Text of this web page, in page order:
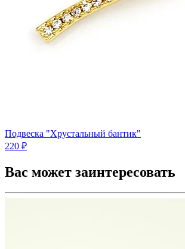
Подвеска "Хрустальный бантик"
220 ₽
Вас может заинтересовать